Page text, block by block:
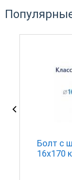
Болт с
16х170